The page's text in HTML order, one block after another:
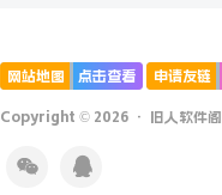
网站地图 点击查看 申请友链
Copyright © 2026 · 旧人软件阁